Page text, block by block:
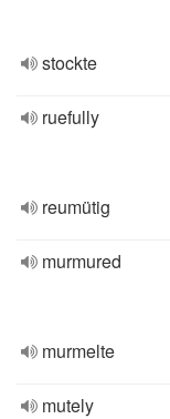
stockte
ruefully
reumütig
murmured
murmelte
mutely